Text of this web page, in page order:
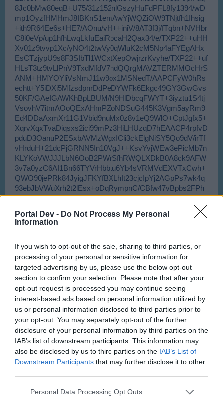
Portal Dev - Do Not Process My Personal
Information
If you wish to opt-out of the sale, sharing to third parties, or
processing of your personal or sensitive information for
targeted advertising by us, please use the below opt-out
section to confirm your selection. Please note that after your
opt-out request is processed you may continue seeing
interest-based ads based on personal information utilized by
us or personal information disclosed to third parties prior to
your opt-out. You may separately opt-out of the further
disclosure of your personal information by third parties on the
IAB’s list of downstream participants. This information may
also be disclosed by us to third parties on the IAB’s List of
Downstream Participants that may further disclose it to other
Personal Data Processing Opt Outs